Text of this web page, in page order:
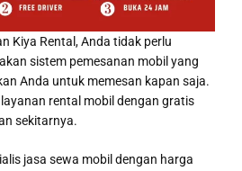
Kiya Rental, Anda tidak perlu
sistem pemesanan mobil yang
Anda untuk memesan kapan saja.
rental mobil dengan gratis
sekitarnya.
jasa sewa mobil dengan harga